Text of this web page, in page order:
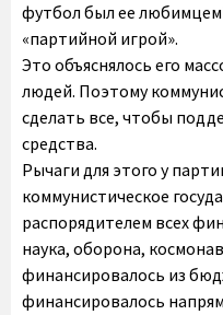
футбол был ее
«партийной игрой».
Это объяснялось его
людей. Поэтому
сделать все, чтобы
средства.
Рычаги для этого у
коммунистическое
распорядителем всех
наука, оборона,
финансировалось из
финансировалось